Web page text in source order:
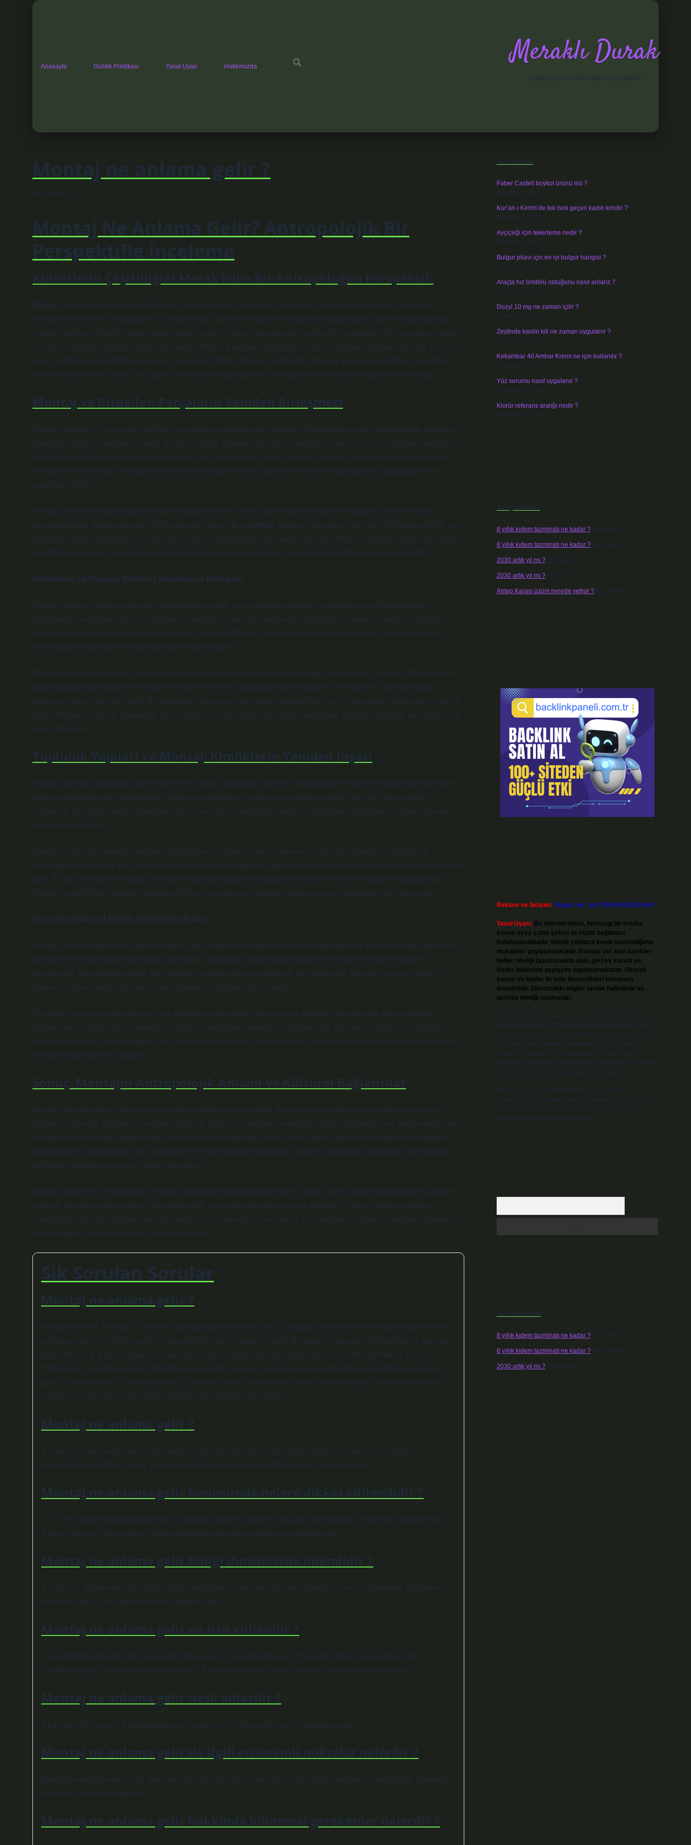
Anasayfa Gizlilik Politikası Yasal Uyarı Hakkımızda Meraklı Durak
Montaj ne anlama gelir ?
Tarih: Eylül 30, 2025
Montaj Ne Anlama Gelir? Antropolojik Bir
Perspektifle İnceleme
Kültürlerin Çeşitliliğini Merak Eden Bir Antropoloğun Perspektifi
Montaj, modern dünyada genellikle film, video ve görsel sanatlarda kullanılan bir terim olarak tanınır. Ancak bu
kavramın daha derin ve kapsamlı bir anlamı vardır, özellikle kültürel ve toplumsal bağlamlarda. Bir antropolog olarak,
montajı sadece teknik bir işlem olarak görmek yerine, insan topluluklarının sembolik dünyalarının bir yansıması olarak
incelemek oldukça ilginçtir. Montaj, bir araya getirme, parçaları birleştirme ve yeni anlamlar yaratma sürecidir. Peki, bu
süreç, kültürlerin çeşitliliğinde nasıl bir rol oynar? Montaj, ritüeller, semboller, topluluk yapıları ve kimlikler açısından
nasıl bir işlevi yerine getirir? Bu yazıda, montajın antropolojik bir bakış açısıyla nasıl şekillendiğini keşfedeceğiz.
Montaj ve Ritüeller: Parçaların Yeniden Birleşmesi
Montaj, aslında bir tür yeniden birleşim ve yeniden yapılandırma eylemidir. Antropolojik açıdan bakıldığında, montajın
ritüellerle güçlü bir bağlantısı vardır. Birçok kültürde, ritüeller toplumsal yapıların yeniden inşası ve topluluk üyelerinin
kimliklerini pekiştirmesi için önemli bir araçtır. Bu ritüellerde de montaj benzeri bir süreç gerçekleşir. İnsanlar, belirli
semboller ve anlamlar aracılığıyla geçmiş ve geleceği birleştirir, geçmişin ritüellerini günümüze uyarlayarak yeni
anlamlar üretirler.
Örneğin, bazı yerli topluluklarda ölüm ve doğum ritüelleri, farklı zaman dilimlerinden ve topluluk üyelerinin farklı
geçmişlerinden alınan unsurların birleşiminden oluşur. Bu ritüeller, sadece topluluğun bireylerini birleştirme değil, aynı
zamanda onların kimliklerini ve toplumsal rollerini de pekiştiren bir montaj sürecidir. Böylece topluluk, geçmişten gelen
semboller ve modern yaşantılar arasında bir bağ kurar ve bu bağlantı, bireylerin aidiyet duygularını güçlendirir.
Semboller ve Montaj: Kültürel Anlamların Birleşimi
Montaj, yalnızca fiziksel parçaların birleştirilmesi değil, aynı zamanda sembolik anlamların da birleştirilmesidir.
Kültürlerde, semboller toplumsal yapının ve kimliğin önemli bir parçasıdır. Antropolojik olarak semboller, bireylerin
toplumsal rol ve kimliklerini tanımlamaları için kullanılır. Montaj, bu sembollerin bir araya gelmesi, birleştirilmesi ve
farklı kültürel anlamların harmanlanması anlamına gelir.
Birçok geleneksel kültürde, farklı semboller bir araya gelerek topluluğun kimliğini şekillendirir. Örneğin, Afrika kökenli
bazı topluluklarda maskeler ve diğer sembolik nesneler, toplulukların geçmişinden izler taşırken, aynı zamanda
toplumsal yapıyı yeniden üretir. Bu semboller, hem geçmişten gelen gelenekleri hem de toplumsal değişimlerin izlerini
taşır. Montajın sembolik anlamdaki rolü, geçmiş ile şimdi arasındaki geçişi sağlamak, kültürel sürekliliği ve değişimi bir
arada tutmaktır.
Topluluk Yapıları ve Montaj: Kimliklerin Yeniden İnşası
Montaj, topluluk yapılarında da önemli bir rol oynar. Toplumlar, bireylerin ve grupların kimliklerini toplumsal normlar ve
değerler doğrultusunda şekillendirir. Montaj, bu kimliklerin yeniden inşasında da önemli bir işlevi yerine getirir.
Toplumlar, geçmişten gelen toplumsal yapıları ve kültürel kimlikleri, modern dünyadaki değişimlerle harmanlayarak
yeniden birleştirirler.
Örneğin, bazı topluluklarda gençlerin yetiştirilmesi, kültürel mirasın korunması için belirli ritüeller ve öğreticiler
aracılığıyla gerçekleşir. Bu süreçte, geçmişin bilgileri ve öğretileri, gençlere aktarılır ve toplumsal yapının parçası haline
gelir. Bu bir tür kültürel montajdır. Bireyler, toplumsal yapının parçalarını birleştirerek kendi kimliklerini oluştururlar.
Montaj, bu kimliklerin yeniden biçimlendirilmesi ve toplumun değişen yapısına uyum sağlanması için bir araçtır.
Montajın Kültürel Kimlik Üzerindeki Etkisi
Montaj, yalnızca toplumsal yapılarla değil, aynı zamanda kültürel kimliklerle de bağlantılıdır. Kültürel kimlik, bireylerin
kendilerini ve toplumlarını tanımlama biçimidir. Topluluklar, farklı kültürel öğeleri birleştirerek kendi kimliklerini
oluştururlar. Bu noktada montaj, hem kültürel sürekliliği hem de değişimi bir arada tutar. İnsanlar, geçmiş kültürel
öğelerle modern yaşam biçimlerini birleştirerek kendilerini ifade ederler.
Özellikle diaspora toplumlarında, farklı kültürlerin birleşimiyle ortaya çıkan kimlikler, montajın bir diğer örneğidir.
Göçmenler, iki farklı kültür arasında bir köprü kurarak kendi kimliklerini oluştururlar. Bu kimlik, yalnızca iki kültürün
birleştirilmesinden ibaret değildir; aynı zamanda bu birleşim, bireylerin kendi aidiyet duygularını ve toplumsal rollerini
yeniden inşa etmelerini sağlar.
Sonuç: Montajın Antropolojik Anlamı ve Kültürel Bağlantılar
Montaj, antropolojik bir bakış açısıyla sadece teknik bir işlem değil, aynı zamanda toplumsal ve kültürel bir anlam
taşıyan bir süreçtir. Ritüeller, semboller, topluluk yapıları ve kimlikler, montajın çeşitli kültürlerde nasıl şekillendiğini ve
işlediğini anlamamıza yardımcı olur. Her bir kültürel bağlamda, montaj süreci farklı semboller ve toplumsal değerler
aracılığıyla bir araya getirilir. Bu, geçmişin ve şimdiki zamanın birleşimi, kültürel sürekliliğin sağlanması ve toplumsal
kimliklerin yeniden inşası için önemli bir araçtır.
Montaj, kültürlerin ve kimliklerin yeniden yapılandırılmasında büyük bir rol oynar. Farklı kültürel deneyimlerle bağlantı
kurarak, montajın sadece görsel bir teknik değil, aynı zamanda toplumsal ve kültürel bir süreç olduğunu daha iyi
anlayabiliriz. Bu yazı, kültürlerarası bir bakış açısıyla montajın nasıl anlam kazandığını ve kültürel kimliklerin yeniden
şekillendiği bu sürecin önemini vurgulamaktadır.
Sik Sorulan Sorular
Montaj ne anlama gelir ?
Montaj kelimesi, Fransızca "monter" sözcüğünden türetilmiş olup, "parçaları birleştirmek ve yeniden düzenlemek"
anlamına gelir. 1 3 TDK’ya göre montaj kelimesinin iki anlamı vardır: İlk anlamı : Parçaları birleştirmek ve yeniden
düzenlemek. 1 3 İkinci anlamı : (Sinemada) Çekilen görüntüleri senaryoya göre kesip birleştirmek. 1 5 Ayrıca,
"fotomontaj" sözcüğü orijinal görüntülerin üzerinde oynama yapmak ve mevcut görselleri değiştirmek anlamına
gelir. 1 milliyet.com.tr 1 tr.wikipedia.org 2 hurriyet.com.tr 3 eksisozluk.com 4 tr.wiktionary.org 5 Montaj teknikleri
nelerdir? Fotomontaj nasıl yapılır? Montajın sinemadaki rolü nedir?
Montaj ne anlama gelir ?
1 Yazeka Arama sonuçlarına dayanarak oluşturuldu Yanıtın içeriği Montaj kelimesi, Fransızca "monter"
sözcüğünden türetilmiş olup, "parçaları birleştirmek ve yeniden düzenlemek" anlamına gelir.
Montaj ne anlama gelir konusunda nelere dikkat edilmelidir ?
1 3 TDK’ya göre montaj kelimesinin iki anlamı vardır: İlk anlamı : Parçaları birleştirmek ve yeniden düzenlemek. 1
3 İkinci anlamı : (Sinemada) Çekilen görüntüleri senaryoya göre kesip birleştirmek.
Montaj ne anlama gelir hangi durumlarda onemlidir ?
1 5 Ayrıca, "fotomontaj" sözcüğü orijinal görüntülerin üzerinde oynama yapmak ve mevcut görselleri değiştirmek
anlamına gelir. 1 Bu yanıt size nasıl yardımcı oldu?
Montaj ne anlama gelir ne icin kullanilir ?
Yanıtı değerlendir Akıl yürüt 5 kaynak milliyet.com.tr 1 tr.wikipedia.org 2 hurriyet.com.tr 3 eksisozluk.com 4
tr.wiktionary.org 5 Montaj teknikleri nelerdir? Fotomontaj nasıl yapılır? Montajın sinemadaki rolü nedir?
Montaj ne anlama gelir nasil anlasilir ?
5 kaynak milliyet.com.tr tr.wikipedia.org hurriyet.com.tr eksisozluk.com tr.wiktionary.org
Montaj ne anlama gelir ile ilgili en onemli noktalar nelerdir ?
Montaj herhangi nesne, alet, donanım veya cihazın hazır olan birden fazla farklı parçalarının birleştirme işlemidir.
Montaj bu anlamlara gelebilir
Montaj ne anlama gelir hakkinda bilinmesi gerekenler nelerdir ?
Son Yazılar
Faber Castell boykot ürünü mü ?
Ağustos 6, 2026
Kur’an-ı Kerim’de tek ismi geçen kadın kimdir ?
Ağustos 6, 2026
Ayçiçeği için tekerleme nedir ?
Ağustos 5, 2026
Bulgur pilavı için en iyi bulgur hangisi ?
Ağustos 4, 2026
Araçta hız limitörü olduğunu nasıl anlarız ?
Ağustos 4, 2026
Dozyl 10 mg ne zaman içilir ?
Temmuz 30, 2026
Zeytinde kaolin kili ne zaman uygulanır ?
Temmuz 29, 2026
Kırkambar 40 Ambar Kremi ne için kullanılır ?
Temmuz 27, 2026
Yüz serumu nasıl uygulanır ?
Temmuz 26, 2026
Klorür referans aralığı nedir ?
Temmuz 25, 2026
Son yorumlar
8 yıllık kıdem tazminatı ne kadar ?için admin
8 yıllık kıdem tazminatı ne kadar ?için Nazan
2030 artık yıl mı ?için admin
2030 artık yıl mı ?için Pınar
Antep Karası üzüm nerede yetişir ?için admin
Reklam ve İletişim: Skype: live:.cid.575569c608265c69
Yasal Uyarı: Bu internet sitesi, herhangi bir marka,
kurum veya şahıs şirketi ile hiçbir bağlantısı
bulunmamaktadır. Sitede yalnızca kendi hazırladığımız
makaleler paylaşılmaktadır. Burada yer alan içerikler
haber niteliği taşımamakta olup, gerçek kurum ve
kişiler hakkında paylaşım yapılmamaktadır. Gerçek
kurum ve kişiler ile isim benzerlikleri tamamen
tesadüfidir. Sitemizdeki bilgiler taslak halindedir ve
tavsiye niteliği taşımazlar.
Sitemiz, 5651 Sayılı Kanun gereğince Bilgi Teknolojileri
ve İletişim Kurumu (BTK) tarafından onaylanmış bir Yer
Sağlayıcı olarak hizmet vermektedir. Bu nedenle, sitedeki
içerikleri proaktif olarak denetleme veya araştırma
yükümlülüğümüz bulunmamaktadır. Ancak, üyelerimiz
yazdıkları içeriklerin sorumluluğunu taşımakta olup, siteye
üye olarak bu sorumluluğu kabul etmiş sayılırlar.
Hukuka ve yasal düzenlemelere aykırı olduğunu
düşündüğünüz içerikleri,
backlinkpanelicomtr@gmail.com
adresine bildirmeniz halinde, ilgili içerikler yasal süre
içerisinde sitemizden kaldırılacaktır.
Son Yorumlar
8 yıllık kıdem tazminatı ne kadar ?için admin
8 yıllık kıdem tazminatı ne kadar ?için Nazan
2030 artık yıl mı ?için admin